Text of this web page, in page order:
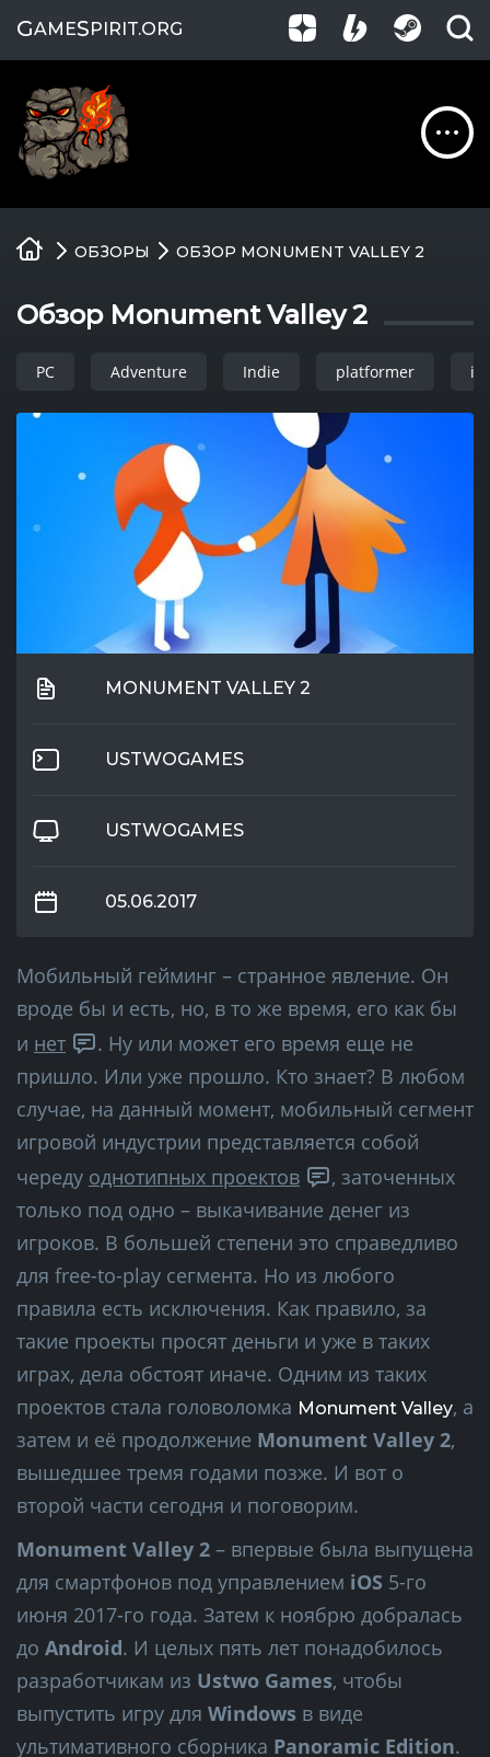
GAMESPIRIT.ORG
Игры
Компании
ОБЗОРЫ ОБЗОР MONUMENT VALLEY 2
Обзор Monument Valley 2
PC Adventure Indie platformer
MONUMENT VALLEY 2
USTWOGAMES
USTWOGAMES
05.06.2017
Мобильный гейминг – странное явление. Он
вроде бы и есть, но, в то же время, его как бы
и нет
. Ну или может его время еще не
пришло. Или уже прошло. Кто знает? В любом
случае, на данный момент, мобильный сегмент
игровой индустрии представляется собой
череду однотипных проектов
, заточенных
только под одно – выкачивание денег из
игроков. В большей степени это справедливо
для free-to-play сегмента. Но из любого
правила есть исключения. Как правило, за
такие проекты просят деньги и уже в таких
играх, дела обстоят иначе. Одним из таких
проектов стала головоломка Monument Valley, а
затем и её продолжение Monument Valley 2,
вышедшее тремя годами позже. И вот о
второй части сегодня и поговорим.
Monument Valley 2 – впервые была выпущена
для смартфонов под управлением iOS 5-го
июня 2017-го года. Затем к ноябрю добралась
до Android. И целых пять лет понадобилось
разработчикам из Ustwo Games, чтобы
выпустить игру для Windows в виде
ультимативного сборника Panoramic Edition.